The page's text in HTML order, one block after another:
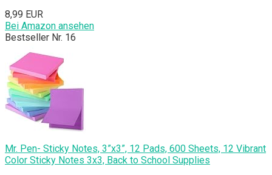
8,99 EUR
Bei Amazon ansehen
Bestseller Nr. 16
Mr. Pen- Sticky Notes, 3”x3”, 12 Pads, 600 Sheets, 12 Vibrant
Color Sticky Notes 3x3, Back to School Supplies